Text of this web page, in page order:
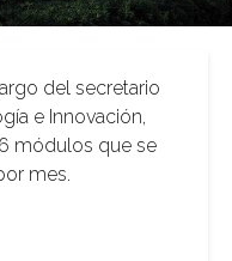
del secretario
e Innovación,
módulos que se
mes.